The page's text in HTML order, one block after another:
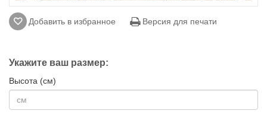
Добавить в избранное Версия для печати
Укажите ваш размер:
Высота (см)